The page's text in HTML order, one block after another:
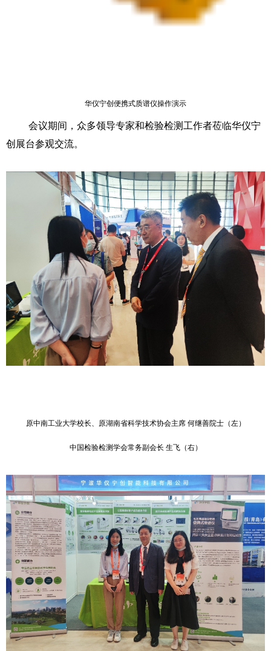
华仪宁创便携式质谱仪操作演示
会议期间，众多领导专家和检验检测工作者莅临华仪宁
创展台参观交流。
原中南工业大学校长、原湖南省科学技术协会主席 何继善院士（左）
中国检验检测学会常务副会长 生飞（右）